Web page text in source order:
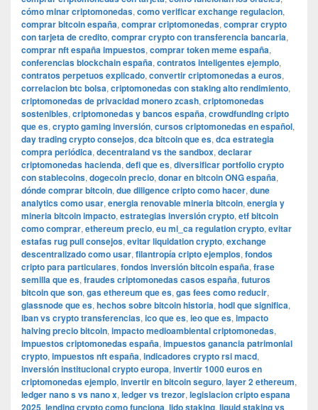
cómo minar criptomonedas, como verificar exchange regulacion,
comprar bitcoin españa, comprar criptomonedas, comprar crypto
con tarjeta de credito, comprar crypto con transferencia bancaria,
comprar nft españa impuestos, comprar token meme españa,
conferencias blockchain españa, contratos inteligentes ejemplo,
contratos perpetuos explicado, convertir criptomonedas a euros,
correlacion btc bolsa, criptomonedas con staking alto rendimiento,
criptomonedas de privacidad monero zcash, criptomonedas
sostenibles, criptomonedas y bancos españa, crowdfunding cripto
que es, crypto gaming inversión, cursos criptomonedas en español,
day trading crypto consejos, dca bitcoin que es, dca estrategia
compra periódica, decentraland vs the sandbox, declarar
criptomonedas hacienda, defi que es, diversificar portfolio crypto
con stablecoins, dogecoin precio, donar en bitcoin ONG españa,
dónde comprar bitcoin, due diligence cripto como hacer, dune
analytics como usar, energia renovable mineria bitcoin, energia y
mineria bitcoin impacto, estrategias inversión crypto, etf bitcoin
como comprar, ethereum precio, eu mi_ca regulation crypto, evitar
estafas rug pull consejos, evitar liquidation crypto, exchange
descentralizado como usar, filantropía cripto ejemplos, fondos
cripto para particulares, fondos inversión bitcoin españa, frase
semilla que es, fraudes criptomonedas casos españa, futuros
bitcoin que son, gas ethereum que es, gas fees como reducir,
glassnode que es, hechos sobre bitcoin historia, hodl que significa,
iban vs crypto transferencias, ico que es, ieo que es, impacto
halving precio bitcoin, impacto medioambiental criptomonedas,
impuestos criptomonedas españa, impuestos ganancia patrimonial
crypto, impuestos nft españa, indicadores crypto rsi macd,
inversión institucional crypto europa, invertir 1000 euros en
criptomonedas ejemplo, invertir en bitcoin seguro, layer 2 ethereum,
ledger nano s vs nano x, ledger vs trezor, legislacion cripto espana
2025, lending crypto como funciona, lido staking, liquid staking vs